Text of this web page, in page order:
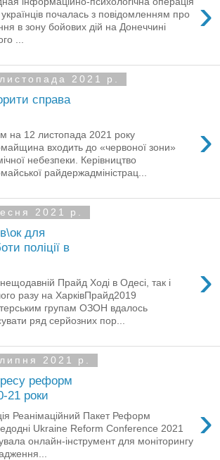
›
почалась з повідомленням про
в зону бойових дій на Донеччині
...
2021 р.
справа
›
на 12 листопада 2021 року
входить до «червоної зони»
небезпеки. Керівництво
райдержадміністрац...
2021 р.
для
поліції в
›
Прайд Ході в Одесі, так і
разу на ХарківПрайд2019
групам ОЗОН вдалось
ряд серйозних пор...
2021 р.
реформ
21 роки
›
Реанімаційний Пакет Реформ
Ukraine Reform Conference 2021
онлайн-інструмент для моніторингу